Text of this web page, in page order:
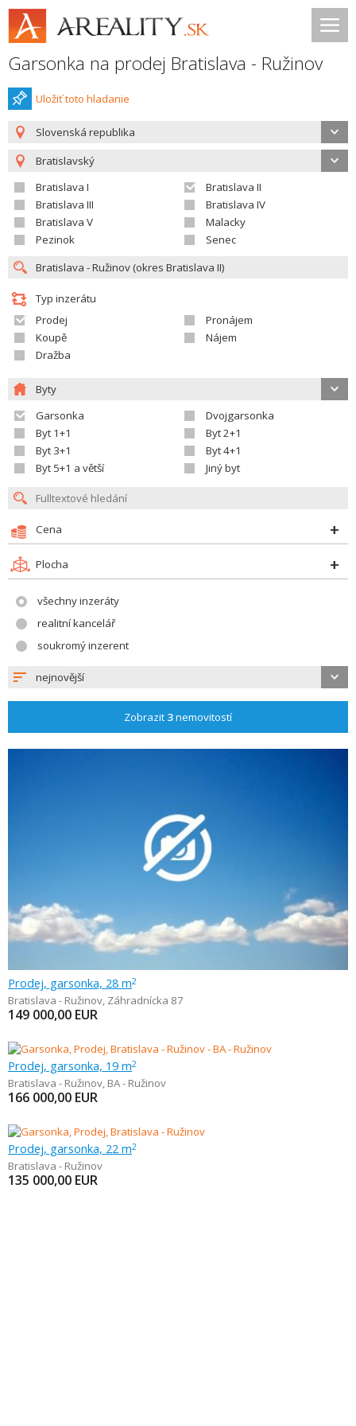
Garsonka na prodej Bratislava - Ružinov
Uložiť toto hladanie
Slovenská republika
Bratislavský
Bratislava I
Bratislava II
Bratislava III
Bratislava IV
Bratislava V
Malacky
Pezinok
Senec
Typ inzerátu
Prodej
Pronájem
Koupě
Nájem
Dražba
Byty
Garsonka
Dvojgarsonka
Byt 1+1
Byt 2+1
Byt 3+1
Byt 4+1
Byt 5+1 a větší
Jiný byt
Cena
Plocha
všechny inzeráty
realitní kancelář
soukromý inzerent
nejnovější
Zobrazit 3nemovitostí
Prodej, garsonka, 28 m2
Bratislava - Ružinov, Záhradnícka 87
149 000,00 EUR
Prodej, garsonka, 19 m2
Bratislava - Ružinov, BA - Ružinov
166 000,00 EUR
Prodej, garsonka, 22 m2
Bratislava - Ružinov
135 000,00 EUR